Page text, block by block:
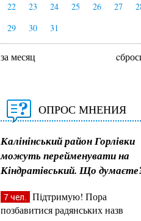
22
23 24 25 26 27
29
30 31
за месяц
ОПРОС МНЕНИЯ
Калінінський район Горлівки
можуть перейменувати на
Кіндратівський. Що
7 чел. Підтримую! Пора
позбавитися радянських назв